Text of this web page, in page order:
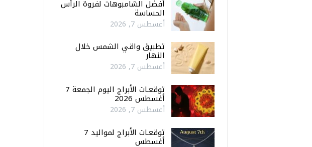
أفضل الشامبوهات لفروة الرأس
الحساسة
أغسطس 7, 2026
تطبيق واقي الشمس خلال
النهار
أغسطس 7, 2026
توقعـات الأبراج اليوم الجمعة 7
أغسطس 2026
أغسطس 7, 2026
توقعـات الأبراج لمواليد 7
أغسطس